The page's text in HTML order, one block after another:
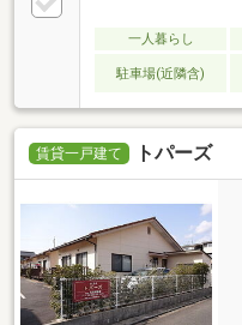
一人暮らし
駐車場(近隣含)
賃貸一戸建て トパーズ